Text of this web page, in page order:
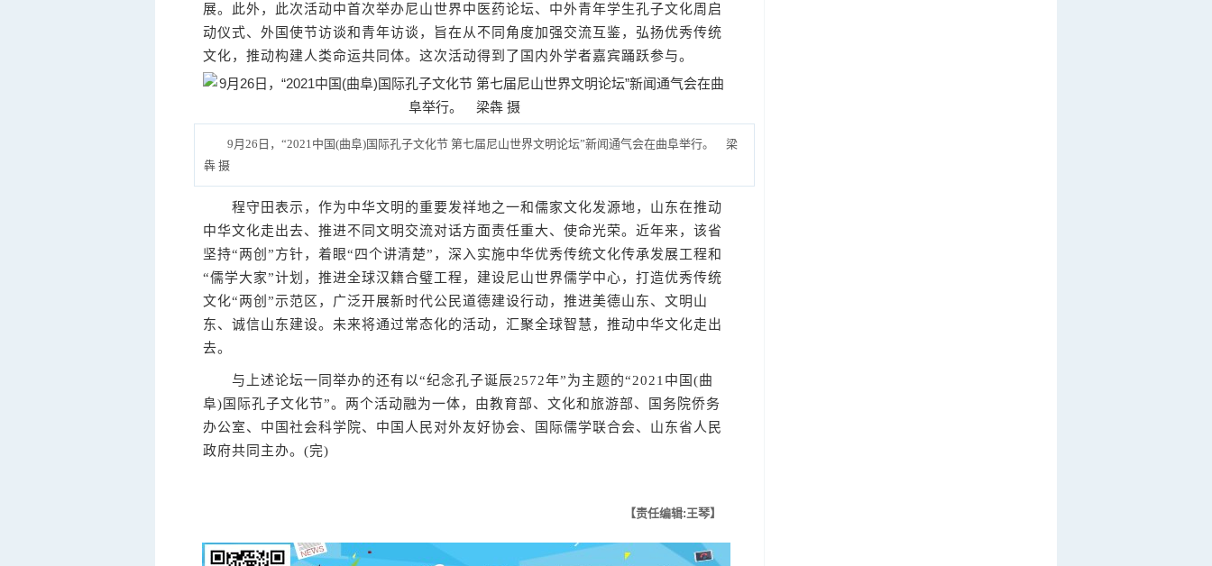
展。此外，此次活动中首次举办尼山世界中医药论坛、中外青年学生孔子文化周启
动仪式、外国使节访谈和青年访谈，旨在从不同角度加强交流互鉴，弘扬优秀传统
文化，推动构建人类命运共同体。这次活动得到了国内外学者嘉宾踊跃参与。
9月26日，“2021中国(曲阜)国际孔子文化节 第七届尼山世界文明论坛”新闻通气会在曲阜举行。 梁
犇 摄
程守田表示，作为中华文明的重要发祥地之一和儒家文化发源地，山东在推动
中华文化走出去、推进不同文明交流对话方面责任重大、使命光荣。近年来，该省
坚持“两创”方针，着眼“四个讲清楚”，深入实施中华优秀传统文化传承发展工程和
“儒学大家”计划，推进全球汉籍合璧工程，建设尼山世界儒学中心，打造优秀传统
文化“两创”示范区，广泛开展新时代公民道德建设行动，推进美德山东、文明山
东、诚信山东建设。未来将通过常态化的活动，汇聚全球智慧，推动中华文化走出
去。
与上述论坛一同举办的还有以“纪念孔子诞辰2572年”为主题的“2021中国(曲
阜)国际孔子文化节”。两个活动融为一体，由教育部、文化和旅游部、国务院侨务
办公室、中国社会科学院、中国人民对外友好协会、国际儒学联合会、山东省人民
政府共同主办。(完)
【责任编辑:王琴】